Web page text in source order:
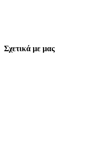
Σχετικά με μας